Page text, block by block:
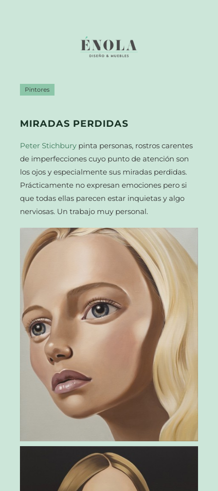
Pintores
MIRADAS PERDIDAS
Peter Stichbury pinta personas, rostros carentes
de imperfecciones cuyo punto de atención son
los ojos y especialmente sus miradas perdidas.
Prácticamente no expresan emociones pero si
que todas ellas parecen estar inquietas y algo
nerviosas. Un trabajo muy personal.